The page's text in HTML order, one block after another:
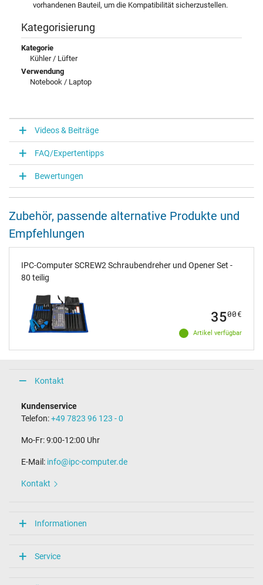
vorhandenen Bauteil, um die Kompatibilität sicherzustellen.
Kategorisierung
Kategorie
Kühler / Lüfter
Verwendung
Notebook / Laptop
Videos & Beiträge
FAQ/Expertentipps
Bewertungen
Zubehör, passende alternative Produkte und
Empfehlungen
IPC-Computer SCREW2 Schraubendreher und Opener Set -
80 teilig
Artikel verfügbar
3500€
Kontakt
Kundenservice
Telefon:+49 7823 96 123 - 0
Mo-Fr: 9:00-12:00 Uhr
E-Mail: info@ipc-computer.de
Kontakt
Informationen
Service